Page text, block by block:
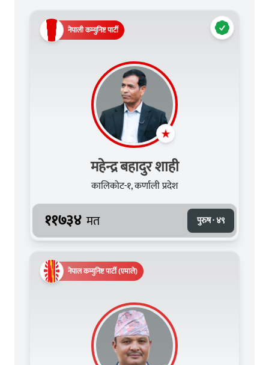
नेपाली कम्युनिष्ट पार्टी
महेन्द्र बहादुर शाही
कालिकोट-१, कर्णाली प्रदेश
११७३४ मत पुरुष · ४९
नेपाल कम्युनिष्ट पार्टी (एमाले)